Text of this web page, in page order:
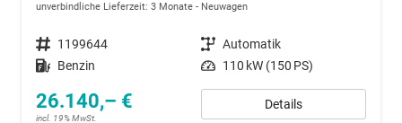
unverbindliche Lieferzeit: 3 Monate Neuwagen
Fahrzeugnummer 1199644 Getriebe Automatik
Kraftstoff Benzin Leistung 110 kW (150 PS)
26.140,– €
incl. 19% MwSt.
Details